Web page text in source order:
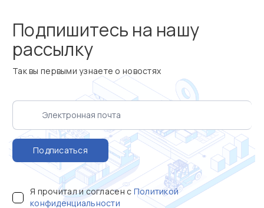
Подпишитесь на нашу
рассылку
Так вы первыми узнаете о новостях
Подписаться
Я прочитал и согласен с Политикой
конфиденциальности